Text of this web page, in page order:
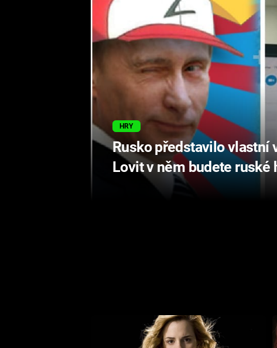
HRY
Rusko představilo vlastní
Lovit v něm budete ruské